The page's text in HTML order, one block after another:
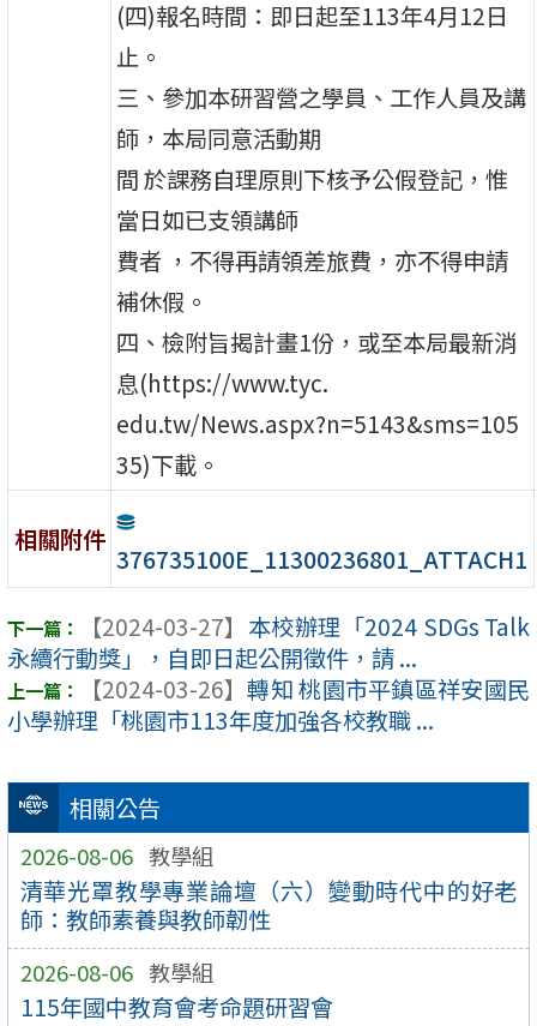
相關公告
2026-08-06 教學組
清華光罩教學專業論壇（六）變動時代中的好老
師：教師素養與教師韌性
2026-08-06 教學組
115年國中教育會考命題研習會
(四)報名時間：即日起至113年4月12日
止。
三、參加本研習營之學員、工作人員及講
師，本局同意活動期
間 於課務自理原則下核予公假登記，惟
當日如已支領講師
費者 ，不得再請領差旅費，亦不得申請
補休假。
四、檢附旨揭計畫1份，或至本局最新消
息(https://www.tyc.
edu.tw/News.aspx?n=5143&sms=105
35)下載。
相關附件
376735100E_11300236801_ATTACH1
【2024-03-27】 本校辦理「2024 SDGs Talk
永續行動獎」，自即日起公開徵件，請 ...
【2024-03-26】 轉知 桃園市平鎮區祥安國民
小學辦理「桃園市113年度加強各校教職 ...